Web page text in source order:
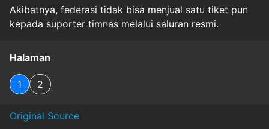
Akibatnya, federasi tidak bisa menjual satu tiket pun
kepada suporter timnas melalui saluran resmi.
Halaman
1 2
Original Source